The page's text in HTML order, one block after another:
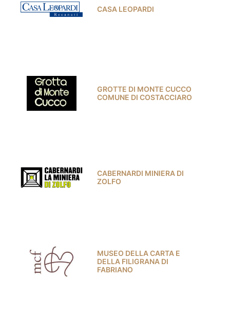
CASA LEOPARDI
GROTTE DI MONTE CUCCO
COMUNE DI COSTACCIARO
CABERNARDI MINIERA DI
ZOLFO
MUSEO DELLA CARTA E
DELLA FILIGRANA DI
FABRIANO